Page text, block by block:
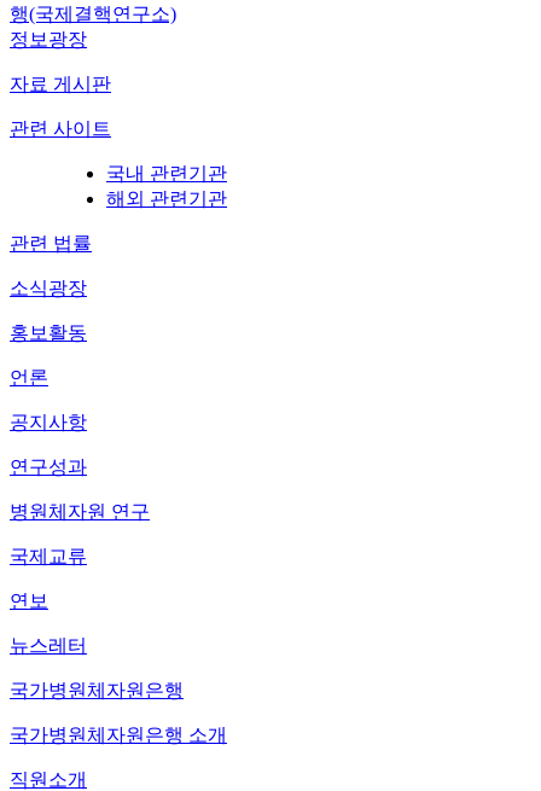
행(국제결핵연구소)
정보광장
자료 게시판
관련 사이트
국내 관련기관
해외 관련기관
관련 법률
소식광장
홍보활동
언론
공지사항
연구성과
병원체자원 연구
국제교류
연보
뉴스레터
국가병원체자원은행
국가병원체자원은행 소개
직원소개